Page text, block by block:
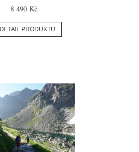
8 490 Kč
DETAIL PRODUKTU